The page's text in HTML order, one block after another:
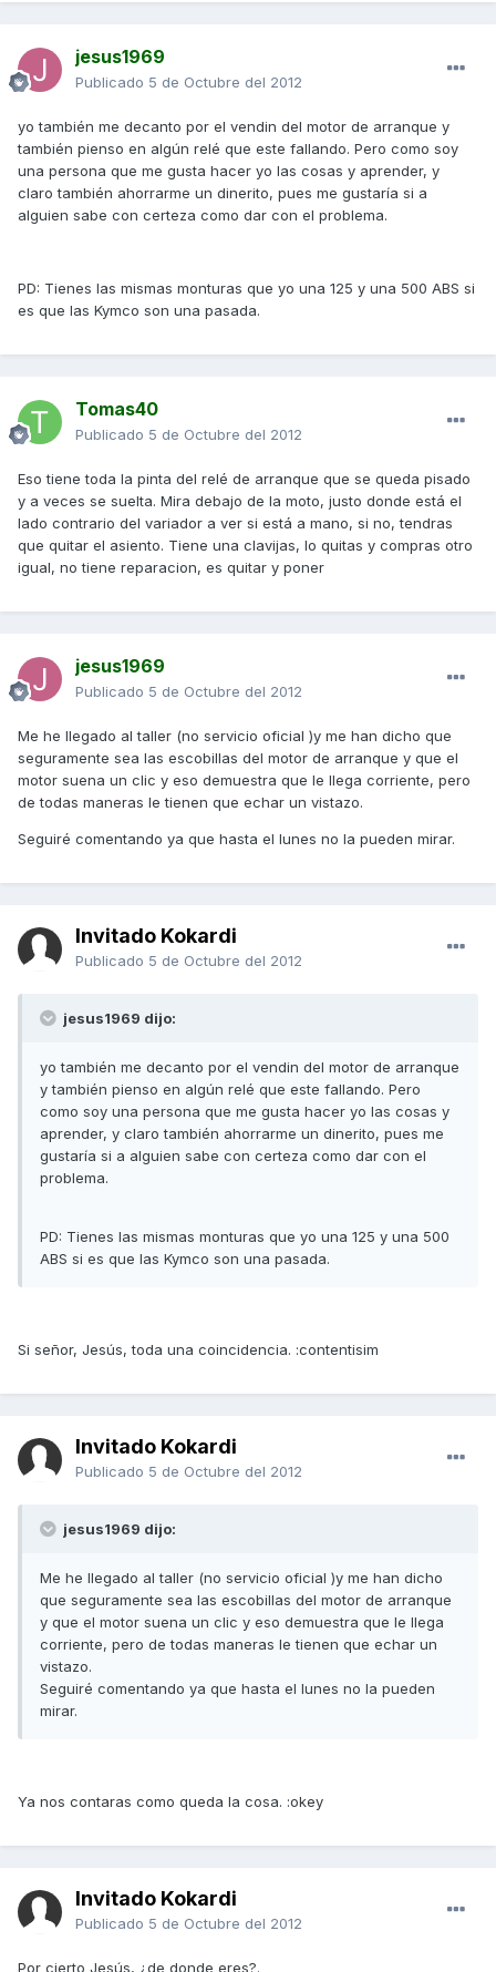
jesus1969
Publicado 5 de Octubre del 2012
yo también me decanto por el vendin del motor de arranque y
también pienso en algún relé que este fallando. Pero como soy
una persona que me gusta hacer yo las cosas y aprender, y
claro también ahorrarme un dinerito, pues me gustaría si a
alguien sabe con certeza como dar con el problema.
PD: Tienes las mismas monturas que yo una 125 y una 500 ABS si
es que las Kymco son una pasada.
Tomas40
Publicado 5 de Octubre del 2012
Eso tiene toda la pinta del relé de arranque que se queda pisado
y a veces se suelta. Mira debajo de la moto, justo donde está el
lado contrario del variador a ver si está a mano, si no, tendras
que quitar el asiento. Tiene una clavijas, lo quitas y compras otro
igual, no tiene reparacion, es quitar y poner
jesus1969
Publicado 5 de Octubre del 2012
Me he llegado al taller (no servicio oficial )y me han dicho que
seguramente sea las escobillas del motor de arranque y que el
motor suena un clic y eso demuestra que le llega corriente, pero
de todas maneras le tienen que echar un vistazo.
Seguiré comentando ya que hasta el lunes no la pueden mirar.
Invitado Kokardi
Publicado 5 de Octubre del 2012
jesus1969 dijo:
yo también me decanto por el vendin del motor de arranque
y también pienso en algún relé que este fallando. Pero
como soy una persona que me gusta hacer yo las cosas y
aprender, y claro también ahorrarme un dinerito, pues me
gustaría si a alguien sabe con certeza como dar con el
problema.
PD: Tienes las mismas monturas que yo una 125 y una 500
ABS si es que las Kymco son una pasada.
Si señor, Jesús, toda una coincidencia. :contentisim
Invitado Kokardi
Publicado 5 de Octubre del 2012
jesus1969 dijo:
Me he llegado al taller (no servicio oficial )y me han dicho
que seguramente sea las escobillas del motor de arranque
y que el motor suena un clic y eso demuestra que le llega
corriente, pero de todas maneras le tienen que echar un
vistazo.
Seguiré comentando ya que hasta el lunes no la pueden
mirar.
Ya nos contaras como queda la cosa. :okey
Invitado Kokardi
Publicado 5 de Octubre del 2012
Por cierto Jesús, ¿de donde eres?.